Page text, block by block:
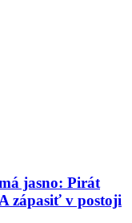
jasno: Pirát
zápasiť v postoji